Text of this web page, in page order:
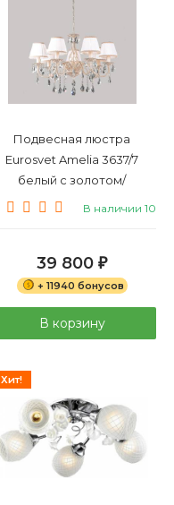
Подвесная люстра
Eurosvet Amelia 3637/7
белый с золотом/
прозрачный хрусталь
В наличии 10
39 800 ₽
+ 11940 бонусов
В корзину
Хит!